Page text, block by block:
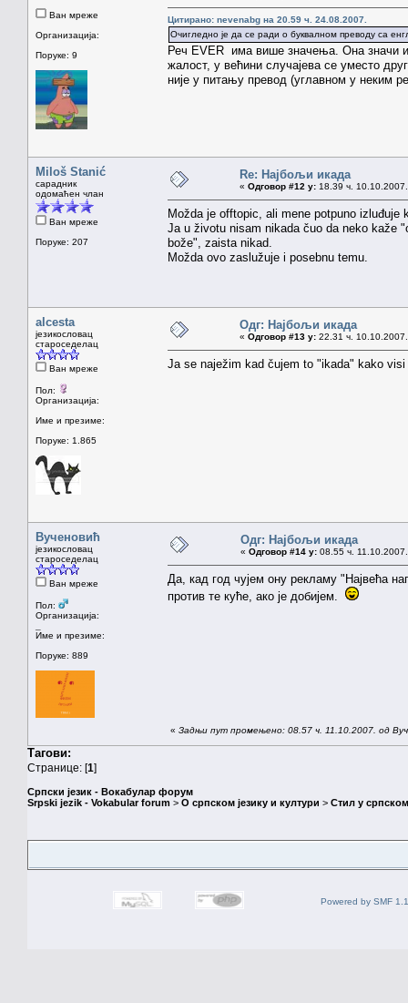
Ван мреже
Организација:
Поруке: 9
Цитирано: nevenabg на 20.59 ч. 24.08.2007.
Очигледно је да се ради о буквалном преводу са
Реч EVER има више значења. Она значи
жалост, у већини случајева се уместо
није у питању превод (углавном у неким
Miloš Stanić
сарадник
одомаћен члан
Ван мреже
Поруке: 207
Re: Најбољи икада
« Одговор #12 у: 18.39 ч.
Možda je offtopic, ali mene potpuno
Ja u životu nisam nikada čuo da neko kaže
bože", zaista nikad.
Možda ovo zaslužuje i posebnu temu.
alcesta
језикословац
староседелац
Ван мреже
Пол:
Организација:
Име и презиме:
Поруке: 1.865
Одг: Најбољи икада
« Одговор #13 у: 22.31 ч.
Ja se naježim kad čujem to "ikada" kako
Вученовић
језикословац
староседелац
Ван мреже
Пол:
Организација:
Име и презиме:
Поруке: 889
Одг: Најбољи икада
« Одговор #14 у: 08.55 ч.
Да, кад год чујем ону рекламу "Највећа
против те куће, ако је добијем.
« Задњи пут промењено: 08.57 ч. 11.10.2007. од
Тагови:
Странице: [1]
Српски језик - Вокабулар форум
Srpski jezik - Vokabular forum > О српском језику и култури > Стил у српском
Powered by SMF